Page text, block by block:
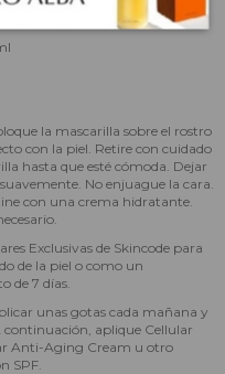
la mascarilla sobre el rostro
con la piel. Retire con cuidado
hasta que esté cómoda. Dejar
No enjuague la cara.
con una crema hidratante.
Exclusivas de Skincode para
de la piel o como un
de 7 días.
unas gotas cada mañana y
continuación, aplique Cellular
Anti-Aging Cream u otro
SPF.